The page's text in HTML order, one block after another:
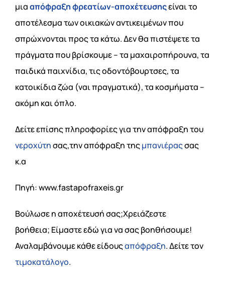
μιααπόφραξη φρεατίων-αποχέτευσηςείναι το
αποτέλεσμα των οικιακών αντικειμένων που
σπρώχνονται προς τα κάτω. Δεν θα πιστέψετε τα
πράγματα που βρίσκουμε – τα μαχαιροπήρουνα, τα
παιδικά παιχνίδια, τις οδοντόβουρτσες, τα
κατοικίδια ζώα (ναι πραγματικά), τα κοσμήματα –
ακόμη και όπλο.
Δείτε επίσης πληροφορίες για την απόφραξη του
νεροχύτησας,την απόφραξη τηςμπανιέραςσας
κ.α
Πηγή: www.fastapofraxeis.gr
Βούλωσε η αποχέτευσή σας;Χρειάζεστε
βοήθεια; Είμαστε εδώ για να σας βοηθήσουμε!
Αναλαμβάνουμε κάθε είδουςαπόφραξη. Δείτε τον
τιμοκατάλογο.